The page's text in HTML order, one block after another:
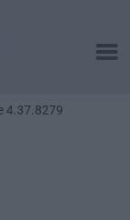
4.37.8279